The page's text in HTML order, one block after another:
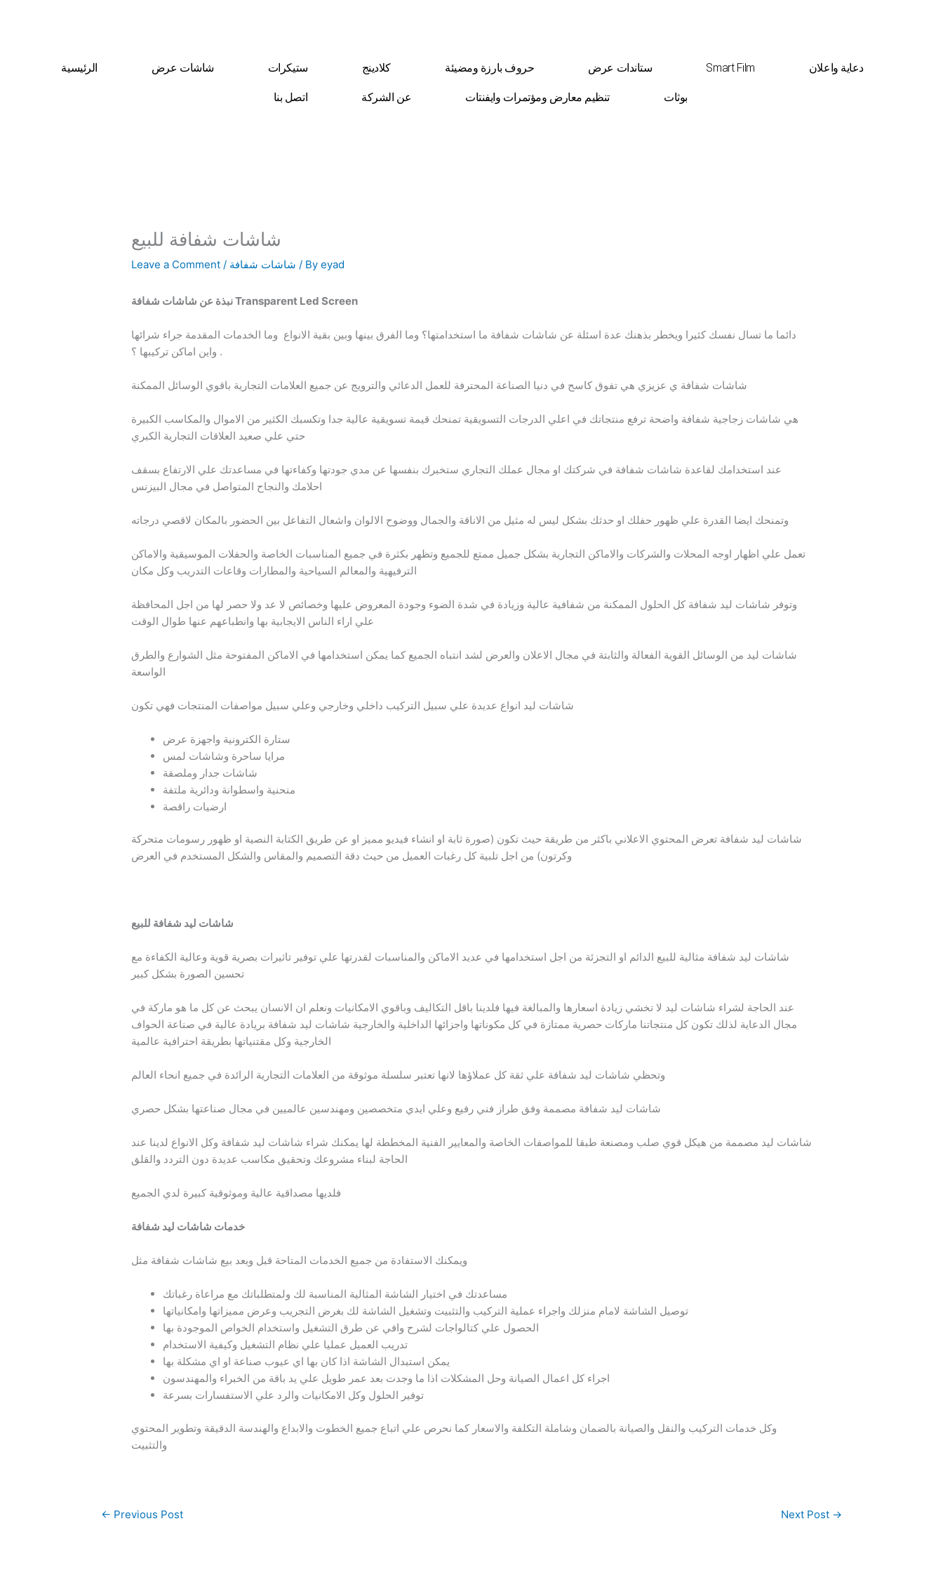
الرئيسية
شاشات عرض ستيكرات كلادينج حروف بارزة ومضيئة ستاندات عرض Smart Film دعاية واعلان
اتصل بنا عن الشركة تنظيم معارض ومؤتمرات وايفنتات بوثات
شاشات شفافة للبيع
Leave a Comment / شاشات شفافة / By eyad
نبذة عن شاشات شفافة Transparent Led Screen
دائما ما تسال نفسك كثيرا ويخطر بذهنك عدة اسئلة عن شاشات شفافة ما استخدامتها؟ وما الفرق بينها وبين بقية الانواع وما الخدمات المقدمة جراء شرائها
واين اماكن تركيبها ؟ .
شاشات شفافة ي عزيزي هي تفوق كاسح في دنيا الصناعة المحترفة للعمل الدعائي والترويج عن جميع العلامات التجارية باقوي الوسائل الممكنة
هي شاشات زجاجية شفافة واضحة ترفع منتجاتك في اعلي الدرجات التسويقية تمنحك قيمة تسويقية عالية جدا وتكسبك الكثير من الاموال والمكاسب الكبيرة
حتي علي صعيد العلاقات التجارية الكبري
عند استخدامك لقاعدة شاشات شفافة في شركتك او مجال عملك التجاري ستخبرك بنفسها عن مدي جودتها وكفاءتها في مساعدتك علي الارتفاع بسقف
احلامك والنجاح المتواصل في مجال البيزنس
وتمنحك ايضا القدرة علي ظهور حفلك او حدثك بشكل ليس له مثيل من الاناقة والجمال ووضوح الالوان واشعال التفاعل بين الحضور بالمكان لاقصي درجاته
تعمل علي اظهار اوجه المحلات والشركات والاماكن التجارية بشكل جميل ممتع للجميع وتظهر بكثرة في جميع المناسبات الخاصة والحفلات الموسيقية والاماكن
الترفيهية والمعالم السياحية والمطارات وقاعات التدريب وكل مكان
وتوفر شاشات ليد شفافة كل الحلول الممكنة من شفافية عالية وزيادة في شدة الضوء وجودة المعروض عليها وخصائص لا عد ولا حصر لها من اجل المحافظة
علي اراء الناس الايجابية بها وانطباعهم عنها طوال الوقت
شاشات ليد من الوسائل القوية الفعالة والثابتة في مجال الاعلان والعرض لشد انتباه الجميع كما يمكن استخدامها في الاماكن المفتوحة مثل الشوارع والطرق
الواسعة
شاشات ليد انواع عديدة علي سبيل التركيب داخلي وخارجي وعلي سبيل مواصفات المنتجات فهي تكون
ستارة الكترونية واجهزة عرض
مرايا ساحرة وشاشات لمس
شاشات جدار وملصقة
منحنية واسطوانة ودائرية ملتفة
ارضيات راقصة
شاشات ليد شفافة تعرض المحتوي الاعلاني باكثر من طريقة حيث تكون (صورة ثابة او انشاء فيديو مميز او عن طريق الكتابة النصية او ظهور رسومات متحركة
وكرتون) من اجل تلبية كل رغبات العميل من حيث دقة التصميم والمقاس والشكل المستخدم في العرض
شاشات ليد شفافة للبيع
شاشات ليد شفافة مثالية للبيع الدائم او التجزئة من اجل استخدامها في عديد الاماكن والمناسبات لقدرتها علي توفير تاثيرات بصرية قوية وعالية الكفاءة مع
تحسين الصورة بشكل كبير
عند الحاجة لشراء شاشات ليد لا تخشي زيادة اسعارها والمبالغة فيها فلدينا باقل التكاليف وباقوي الامكانيات ونعلم ان الانسان يبحث عن كل ما هو ماركة في
مجال الدعاية لذلك تكون كل منتجاتنا ماركات حصرية ممتازة في كل مكوناتها واجزائها الداخلية والخارجية شاشات ليد شفافة بريادة عالية في صناعة الحواف
الخارجية وكل مقتنياتها بطريقة احترافية عالمية
وتحظي شاشات ليد شفافة علي ثقة كل عملاؤها لانها تعتبر سلسلة موثوقة من العلامات التجارية الرائدة في جميع انحاء العالم
شاشات ليد شفافة مصممة وفق طراز فني رفيع وعلي ايدي متخصصين ومهندسين عالميين في مجال صناعتها بشكل حصري
شاشات ليد مصممة من هيكل قوي صلب ومصنعة طبقا للمواصفات الخاصة والمعايير الفنية المخططة لها يمكنك شراء شاشات ليد شفافة وكل الانواع لدينا عند
الحاجة لبناء مشروعك وتحقيق مكاسب عديدة دون التردد والقلق
فلديها مصداقية عالية وموثوقية كبيرة لدي الجميع
خدمات شاشات ليد شفافة
ويمكنك الاستفادة من جميع الخدمات المتاحة قبل وبعد بيع شاشات شفافة مثل
مساعدتك في اختيار الشاشة المثالية المناسبة لك ولمتطلباتك مع مراعاة رغباتك
توصيل الشاشة لامام منزلك واجراء عملية التركيب والتثبيت وتشغيل الشاشة لك بغرض التجريب وعرض مميزاتها وامكانياتها
الحصول علي كتالواجات لشرح وافي عن طرق التشغيل واستخدام الخواص الموجودة بها
تدريب العميل عمليا علي نظام التشغيل وكيفية الاستخدام
يمكن استبدال الشاشة اذا كان بها اي عيوب صناعة او اي مشكلة بها
اجراء كل اعمال الصيانة وحل المشكلات اذا ما وجدت بعد عمر طويل علي يد باقة من الخبراء والمهندسون
توفير الحلول وكل الامكانيات والرد علي الاستفسارات بسرعة
وكل خدمات التركيب والنقل والصيانة بالضمان وشاملة التكلفة والاسعار كما نحرص علي اتباع جميع الخطوت والابداع والهندسة الدقيقة وتطوير المحتوي
والتثبيت
← Previous Post Next Post →